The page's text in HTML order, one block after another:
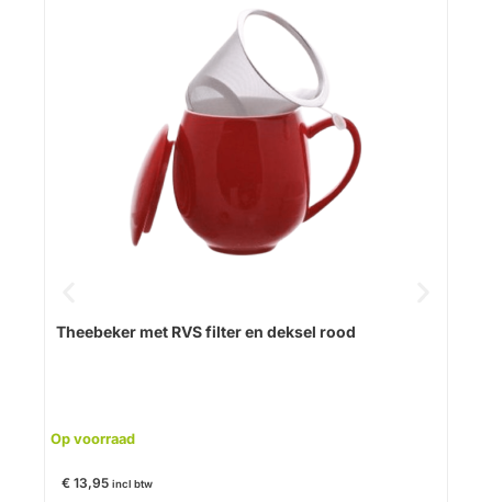
Theebeker met RVS filter en deksel rood
Op voorraad
€ 13,95 incl btw